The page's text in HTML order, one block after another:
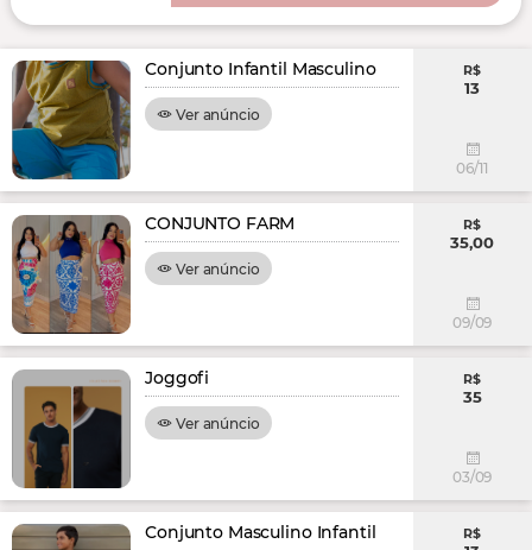
Conjunto Infantil Masculino
Ver anúncio
R$
13
06/11
CONJUNTO FARM
Ver anúncio
R$
35,00
09/09
Joggofi
Ver anúncio
R$
35
03/09
Conjunto Masculino Infantil R$